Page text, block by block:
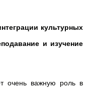
культурных
и изучение
очень важную роль в